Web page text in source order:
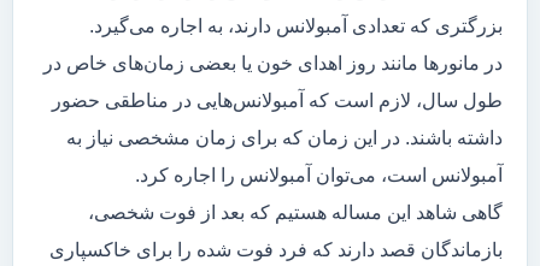
بزرگتری که تعدادی آمبولانس دارند، به اجاره می‌گیرد.
در مانور‌ها مانند روز اهدای خون یا بعضی زمان‌های خاص در
طول سال، لازم است که آمبولانس‌هایی در مناطقی حضور
داشته باشند. در این زمان که برای زمان مشخصی نیاز به
آمبولانس است، می‌توان آمبولانس را اجاره کرد.
گاهی شاهد این مساله هستیم که بعد از فوت شخصی،
بازماندگان قصد دارند که فرد فوت شده را برای خاکسپاری